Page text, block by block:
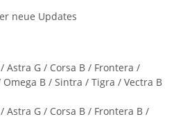
neue Updates
Astra G / Corsa B / Frontera /
B / Sintra / Tigra / Vectra B
Astra G / Corsa B / Frontera B /